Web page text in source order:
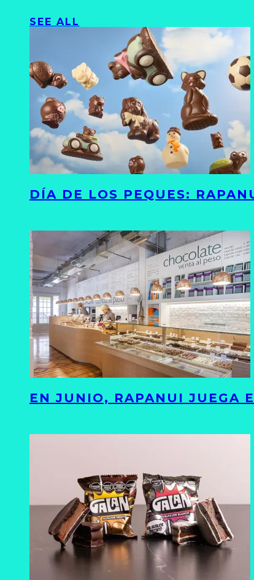
SEE ALL
DÍA DE LOS PEQUES:
EN JUNIO, RAPANUI JUEGA